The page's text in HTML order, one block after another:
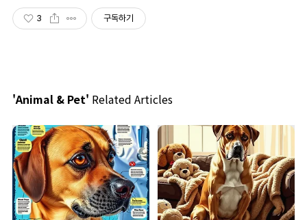
3 구독하기
'Animal & Pet' Related Articles